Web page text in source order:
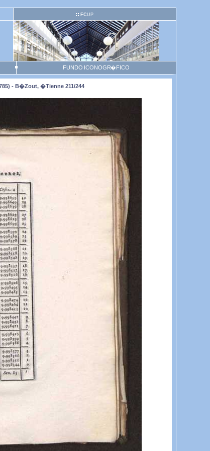
FCUP
FUNDO ICONOGR�FICO
- B�zout, �tienne 211/244